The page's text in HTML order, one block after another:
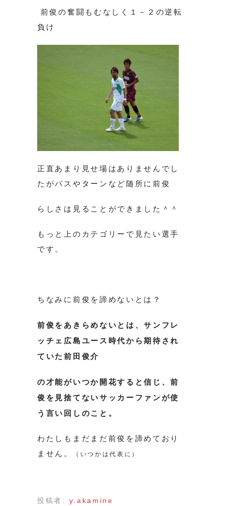
前俊の奮闘もむなしく１－２の逆転
負け
正直あまり見せ場はありませんでし
たがパスやターンなど随所に前俊
らしさは見ることができました＾＾
もっと上のカテゴリーで見たい選手
です。
ちなみに前俊を諦めないとは？
前俊をあきらめないとは、サンフレ
ッチェ広島ユース時代から期待され
ていた前田俊介
の才能がいつか開花すると信じ、前
俊を見捨てないサッカーファンが使
う言い回しのこと。
わたしもまだまだ前俊を諦めており
ません。
（いつかは代表に）
投稿者: y.akamine